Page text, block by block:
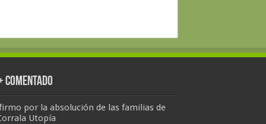
Comentado
por la absolución de las familias de
Utopía